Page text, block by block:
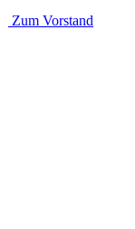
Zum Vorstand